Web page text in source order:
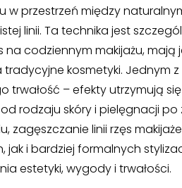
przestrzeń między
linii. Ta technika jest
codziennym makijażu, mają
kosmetyki. Jednym
trwałość – efekty utrzymują
rodzaju skóry i pielęgnacji po
zagęszczanie linii rzęs
jak i bardziej formalnych
estetyki, wygody i trwałości.